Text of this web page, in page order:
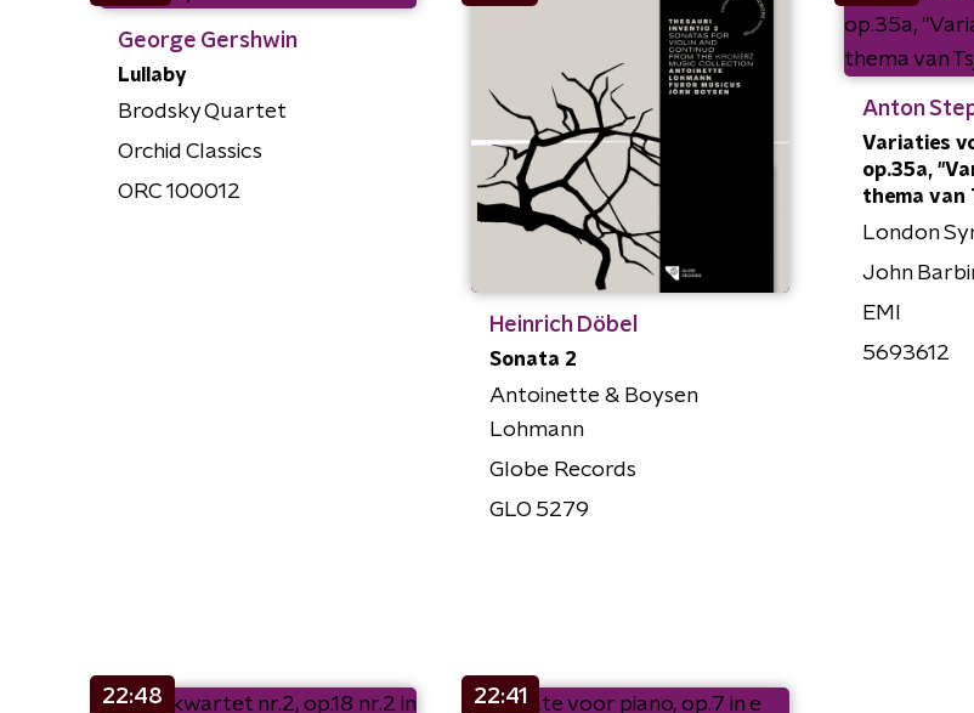
George Gershwin
Lullaby
Brodsky Quartet
Orchid Classics
ORC 100012
Heinrich Döbel
Sonata 2
Antoinette & Boysen
Lohmann
Globe Records
GLO 5279
Anton
Variaties
op.35a,
thema van
London
John
EMI
5693612
22:48 22:41